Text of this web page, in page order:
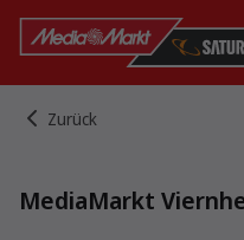
zurück
MediaMarkt